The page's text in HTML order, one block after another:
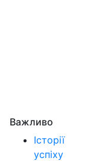
Важливо
Історії
успіху